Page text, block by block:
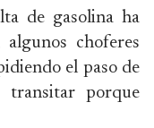
de gasolina ha
choferes
el paso de
transitar porque